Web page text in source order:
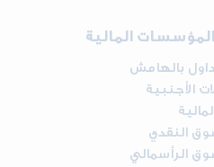
المالية
بالهامش
الأجنبية
النقدي
الرأسمالي